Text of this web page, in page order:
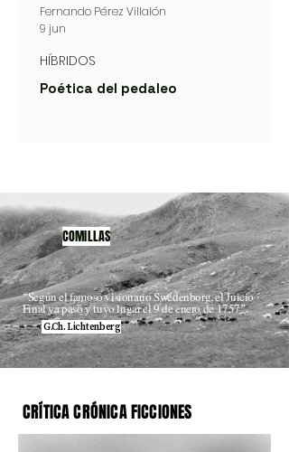
Poética del pedaleo
HÍBRIDOS
Fernando Pérez Villalón
9 jun
COMILLAS
“Según el famoso visionario Swedenborg, el Juicio
Final ya pasó y tuvo lugar el 9 de enero de 1757".
G.Ch. Lichtenberg
CRÍTICA CRÓNICA FICCIONES